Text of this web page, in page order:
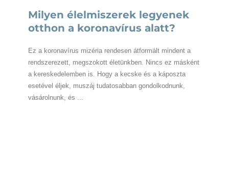
Milyen élelmiszerek legyenek
otthon a koronavírus alatt?
Ez a koronavírus mizéria rendesen átformált mindent a
rendszerezett, megszokott életünkben. Nincs ez másként
a kereskedelemben is. Hogy a kecske és a káposzta
esetével éljek, muszáj tudatosabban gondolkodnunk,
vásárolnunk, és ...